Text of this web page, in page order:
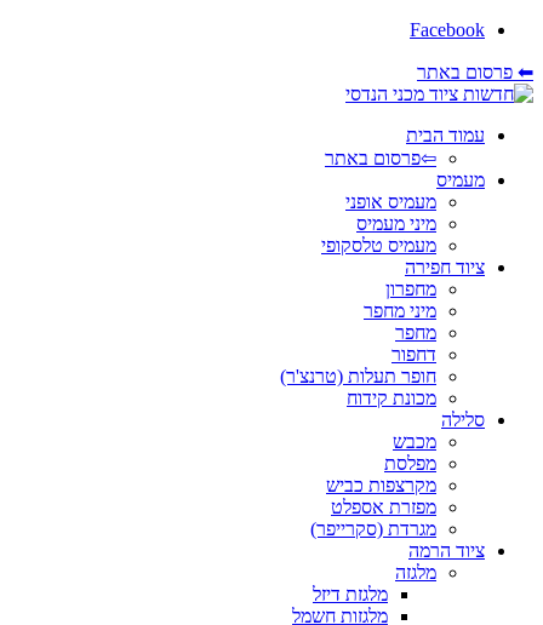
Facebook
⬅ פרסום באתר
עמוד הבית
⇦פרסום באתר
מעמיס
מעמיס אופני
מיני מעמיס
מעמיס טלסקופי
ציוד חפירה
מחפרון
מיני מחפר
מחפר
דחפור
חופר תעלות (טרנצ'ר)
מכונת קידוח
סלילה
מכבש
מפלסת
מקרצפות כביש
מפזרת אספלט
מגרדת (סקרייפר)
ציוד הרמה
מלגזה
מלגזת דיזל
מלגזות חשמל